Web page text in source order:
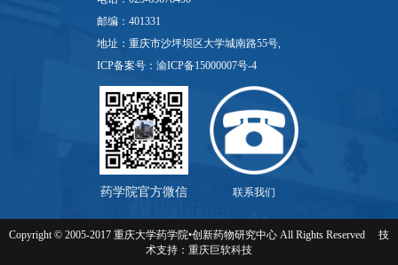
邮编：401331
地址：重庆市沙坪坝区大学城南路55号,
ICP备案号：渝ICP备15000007号-4
药学院官方微信 联系我们
Copyright © 2005-2017 重庆大学药学院•创新药物研究中心 All Rights Reserved 技
术支持： 重庆巨软科技